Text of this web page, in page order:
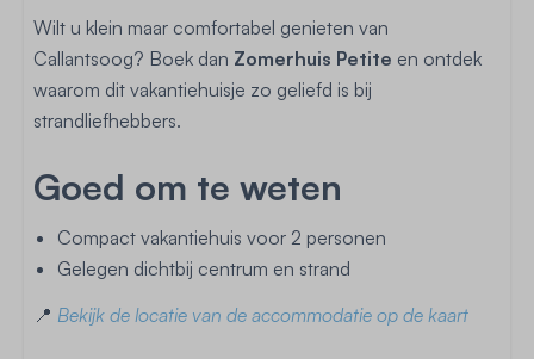
Wilt u klein maar comfortabel genieten van
Callantsoog? Boek dan Zomerhuis Petite en ontdek
waarom dit vakantiehuisje zo geliefd is bij
strandliefhebbers.
Goed om te weten
Compact vakantiehuis voor 2 personen
Gelegen dichtbij centrum en strand
📍 Bekijk de locatie van de accommodatie op de kaart